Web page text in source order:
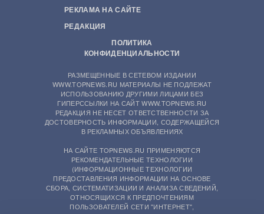
РЕКЛАМА НА САЙТЕ
РЕДАКЦИЯ
ПОЛИТИКА
КОНФИДЕНЦИАЛЬНОСТИ
РАЗМЕЩЕННЫЕ В СЕТЕВОМ ИЗДАНИИ
WWW.TOPNEWS.RU МАТЕРИАЛЫ НЕ ПОДЛЕЖАТ
ИСПОЛЬЗОВАНИЮ ДРУГИМИ ЛИЦАМИ БЕЗ
ГИПЕРССЫЛКИ НА САЙТ WWW.TOPNEWS.RU
РЕДАКЦИЯ НЕ НЕСЕТ ОТВЕТСТВЕННОСТИ ЗА
ДОСТОВЕРНОСТЬ ИНФОРМАЦИИ, СОДЕРЖАЩЕЙСЯ
В РЕКЛАМНЫХ ОБЪЯВЛЕНИЯХ
НА САЙТЕ TOPNEWS.RU ПРИМЕНЯЮТСЯ
РЕКОМЕНДАТЕЛЬНЫЕ ТЕХНОЛОГИИ
(ИНФОРМАЦИОННЫЕ ТЕХНОЛОГИИ
ПРЕДОСТАВЛЕНИЯ ИНФОРМАЦИИ НА ОСНОВЕ
СБОРА, СИСТЕМАТИЗАЦИИ И АНАЛИЗА СВЕДЕНИЙ,
ОТНОСЯЩИХСЯ К ПРЕДПОЧТЕНИЯМ
ПОЛЬЗОВАТЕЛЕЙ СЕТИ "ИНТЕРНЕТ",